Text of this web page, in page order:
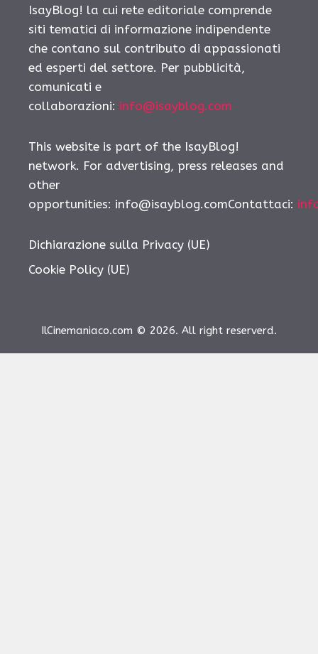
IsayBlog! la cui rete editoriale comprende
siti tematici di informazione indipendente
che contano sul contributo di appassionati
ed esperti del settore. Per pubblicità,
comunicati e
collaborazioni: info@isayblog.com
This website is part of the IsayBlog!
network. For advertising, press releases and
other
opportunities: info@isayblog.comContattaci:
Dichiarazione sulla Privacy (UE)
Cookie Policy (UE)
IlCinemaniaco.com © 2026. All right reserverd.